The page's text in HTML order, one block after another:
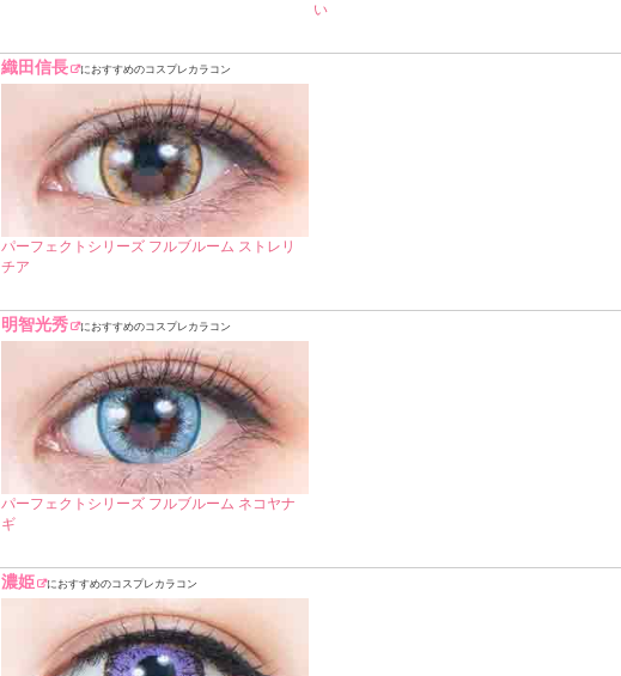
い
織田信長 におすすめのコスプレカラコン
パーフェクトシリーズ フルブルーム ストレリ
チア
明智光秀 におすすめのコスプレカラコン
パーフェクトシリーズ フルブルーム ネコヤナ
ギ
濃姫 におすすめのコスプレカラコン